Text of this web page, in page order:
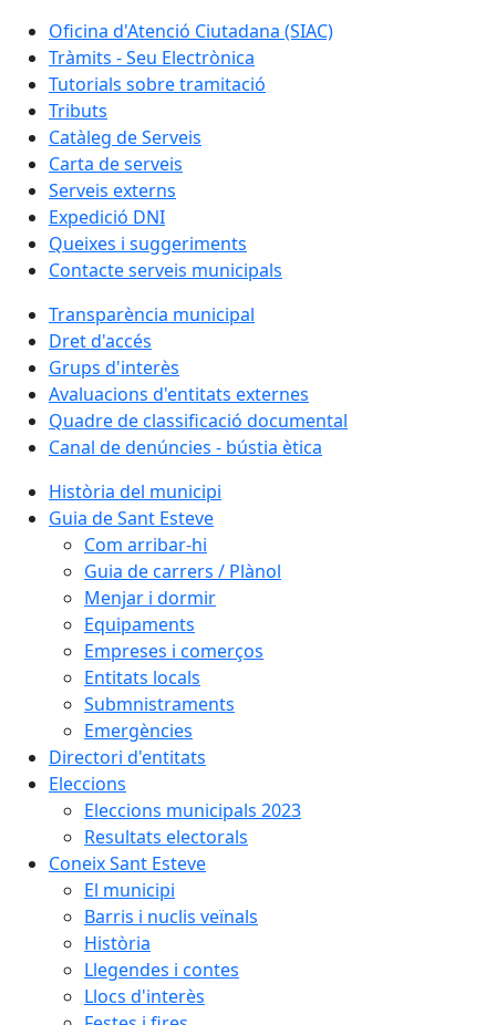
Oficina d'Atenció Ciutadana (SIAC)
Tràmits - Seu Electrònica
Tutorials sobre tramitació
Tributs
Catàleg de Serveis
Carta de serveis
Serveis externs
Expedició DNI
Queixes i suggeriments
Contacte serveis municipals
Transparència municipal
Dret d'accés
Grups d'interès
Avaluacions d'entitats externes
Quadre de classificació documental
Canal de denúncies - bústia ètica
Història del municipi
Guia de Sant Esteve
Com arribar-hi
Guia de carrers / Plànol
Menjar i dormir
Equipaments
Empreses i comerços
Entitats locals
Submnistraments
Emergències
Directori d'entitats
Eleccions
Eleccions municipals 2023
Resultats electorals
Coneix Sant Esteve
El municipi
Barris i nuclis veïnals
Història
Llegendes i contes
Llocs d'interès